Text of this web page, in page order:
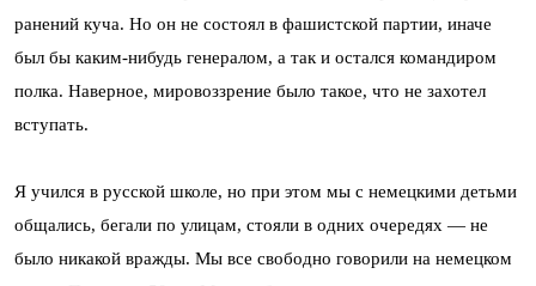
ранений куча. Но он не состоял в фашистской партии, иначе
был бы каким-нибудь генералом, а так и остался командиром
полка. Наверное, мировоззрение было такое, что не захотел
вступать.
Я учился в русской школе, но при этом мы с немецкими детьми
общались, бегали по улицам, стояли в одних очередях — не
было никакой вражды. Мы все свободно говорили на немецком